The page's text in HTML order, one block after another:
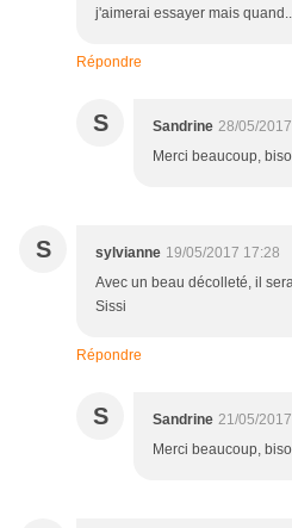
j'aimerai essayer mais
Répondre
S Sandrine 28/05/
Merci beaucoup,
S sylvianne 19/05/2017 17:28
Avec un beau décolleté, il
Sissi
Répondre
S Sandrine 21/05/
Merci beaucoup,